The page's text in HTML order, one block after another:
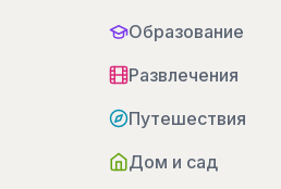
Образование
Развлечения
Путешествия
Дом и сад